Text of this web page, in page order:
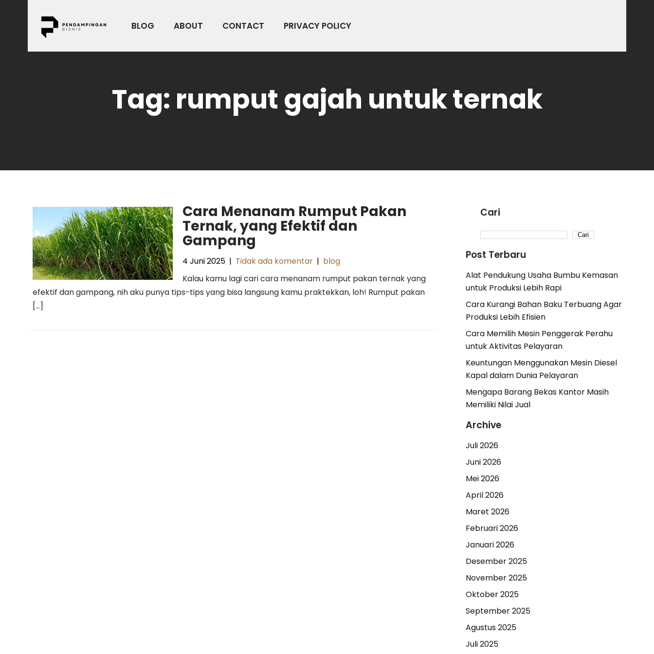
BLOG ABOUT CONTACT PRIVACY POLICY
Tag: rumput gajah untuk ternak
Cara Menanam Rumput Pakan
Ternak, yang Efektif dan
Gampang
4 Juni 2025 | Tidak ada komentar | blog
Kalau kamu lagi cari cara menanam rumput pakan ternak yang
efektif dan gampang, nih aku punya tips-tips yang bisa langsung kamu praktekkan, loh! Rumput pakan
[…]
Cari
Cari
Post Terbaru
Alat Pendukung Usaha Bumbu Kemasan
untuk Produksi Lebih Rapi
Cara Kurangi Bahan Baku Terbuang Agar
Produksi Lebih Efisien
Cara Memilih Mesin Penggerak Perahu
untuk Aktivitas Pelayaran
Keuntungan Menggunakan Mesin Diesel
Kapal dalam Dunia Pelayaran
Mengapa Barang Bekas Kantor Masih
Memiliki Nilai Jual
Archive
Juli 2026
Juni 2026
Mei 2026
April 2026
Maret 2026
Februari 2026
Januari 2026
Desember 2025
November 2025
Oktober 2025
September 2025
Agustus 2025
Juli 2025